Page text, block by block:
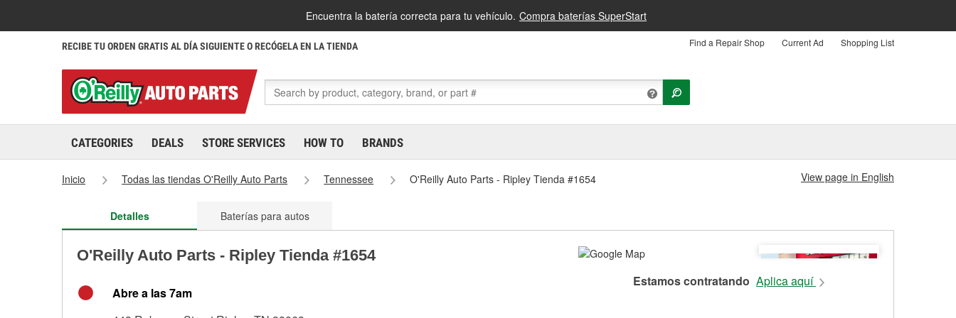
Encuentra la batería correcta para tu vehículo. Compra baterías SuperStart
RECIBE TU ORDEN GRATIS AL DÍA SIGUIENTE O RECÓGELA EN LA TIENDA Find a Repair Shop Current Ad Shopping List
CATEGORIES DEALS STORE SERVICES HOW TO BRANDS
Inicio Todas las tiendas O'Reilly Auto Parts Tennessee O'Reilly Auto Parts - Ripley Tienda #1654 View page in English
Detalles Baterías para autos
O'Reilly Auto Parts - Ripley Tienda #1654
Abre a las 7am
Estamos contratando Aplica aquí